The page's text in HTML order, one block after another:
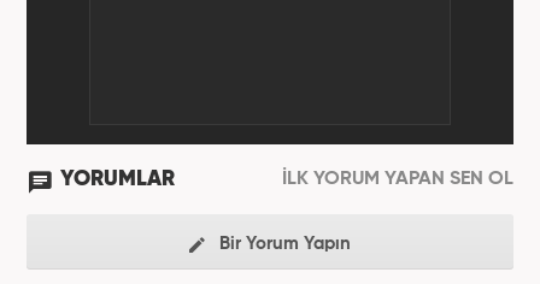
YORUMLAR İLK YORUM YAPAN SEN OL
Bir Yorum Yapın